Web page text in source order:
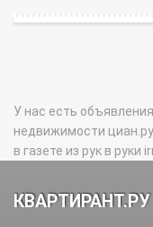
У нас есть
недвижимости
в газете из рук в руки
КВАРТИРАНТ.РУ